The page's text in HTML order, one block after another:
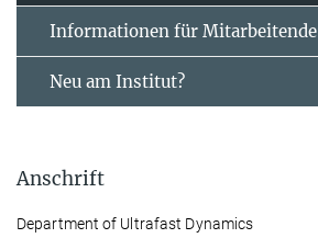
Informationen für Mitarbeitende
Neu am Institut?
Anschrift
Department of Ultrafast Dynamics